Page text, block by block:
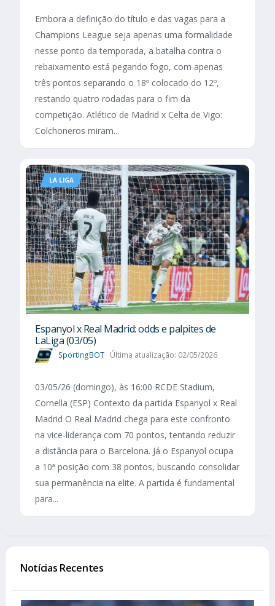
Embora a definição do título e das vagas para a
Champions League seja apenas uma formalidade
nesse ponto da temporada, a batalha contra o
rebaixamento está pegando fogo, com apenas
três pontos separando o 18º colocado do 12º,
restando quatro rodadas para o fim da
competição. Atlético de Madrid x Celta de Vigo:
Colchoneros miram...
LA LIGA
Espanyol x Real Madrid: odds e palpites de
LaLiga (03/05)
SportingBOT Última atualização: 02/05/2026
03/05/26 (domingo), às 16:00 RCDE Stadium,
Cornella (ESP) Contexto da partida Espanyol x Real
Madrid O Real Madrid chega para este confronto
na vice-liderança com 70 pontos, tentando reduzir
a distância para o Barcelona. Já o Espanyol ocupa
a 10ª posição com 38 pontos, buscando consolidar
sua permanência na elite. A partida é fundamental
para...
Notícias Recentes